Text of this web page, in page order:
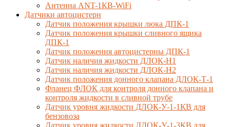
Антенна ANT-1КВ-WiFi
Датчики автоцистерн
Датчик положения крышки люка ДПК-1
Датчик положения крышки сливного ящика
ДПК-1
Датчик положения автоцистерны ДПК-1
Датчик наличия жидкости ДЛОК-Н1
Датчик наличия жидкости ДЛОК-Н2
Датчик положения донного клапана ДЛОК-Т-1
Фланец ФЛОК для контроля донного клапана и
контроля жидкости в сливной трубе
Датчик уровня жидкости ДЛОК-У-1-1КВ для
бензовоза
Датчик уровня жидкости ДЛОК-У-1-3КВ для